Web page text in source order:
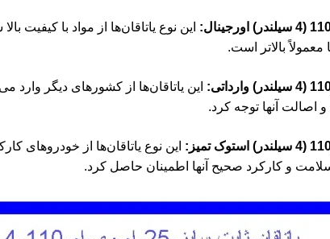
این نوع یاتاقان‌ها از مواد با کیفیت
بالاتر است.
این یاتاقان‌ها از کشورهای دیگر
و اصالت آنها توجه کرد.
این نوع یاتاقان‌ها از خودروهای
سلامت و کارکرد صحیح آنها اطمینان حاصل کرد.